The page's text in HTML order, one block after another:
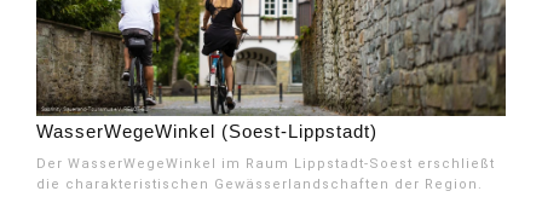
WasserWegeWinkel (Soest-Lippstadt)
Der WasserWegeWinkel im Raum Lippstadt-Soest erschließt
die charakteristischen Gewässerlandschaften der Region.